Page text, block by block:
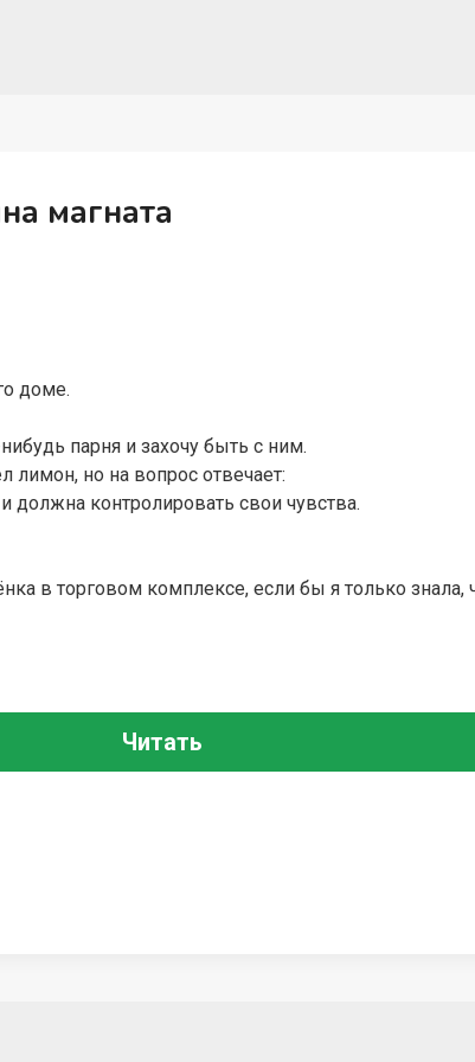
магната
доме.
парня и захочу быть с ним.
лимон, но на вопрос отвечает:
контролировать свои чувства.
в торговом комплексе, если бы я только знала,
Читать